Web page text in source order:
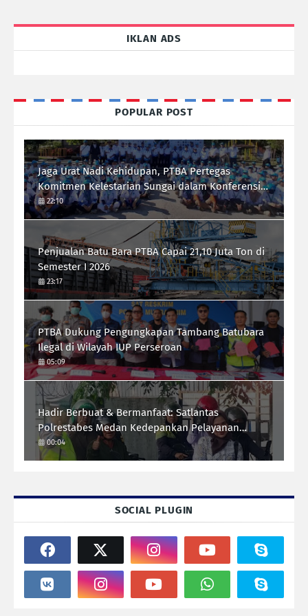
IKLAN ADS
POPULAR POST
Jaga Urat Nadi Kehidupan, PTBA Pertegas
Komitmen Kelestarian Sungai dalam Konferensi
Sungai Indonesia 2026
22:10
Penjualan Batu Bara PTBA Capai 21,10 Juta Ton di
Semester I 2026
23:17
PTBA Dukung Pengungkapan Tambang Batubara
Ilegal di Wilayah IUP Perseroan
05:09
Hadir Berbuat & Bermanfaat: Satlantas
Polrestabes Medan Kedepankan Pelayanan
Humanis Demi Lalu Lintas Aman Tertib Lancar
00:04
SOCIAL PLUGIN